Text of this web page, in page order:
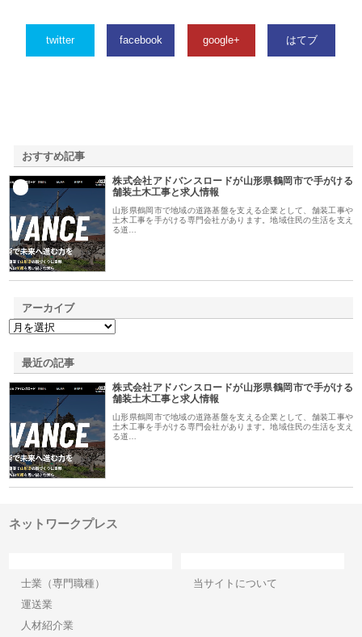
twitter facebook google+ はてブ
おすすめ記事
株式会社アドバンスロードが山形県鶴岡市で手がける
舗装土木工事と求人情報
山形県鶴岡市で地域の道路基盤を支える企業として、舗装工事や
土木工事を手がける専門会社があります。地域住民の生活を支え
る道…
アーカイブ
最近の記事
株式会社アドバンスロードが山形県鶴岡市で手がける
舗装土木工事と求人情報
山形県鶴岡市で地域の道路基盤を支える企業として、舗装工事や
土木工事を手がける専門会社があります。地域住民の生活を支え
る道…
ネットワークプレス
士業（専門職種）
運送業
人材紹介業
当サイトについて